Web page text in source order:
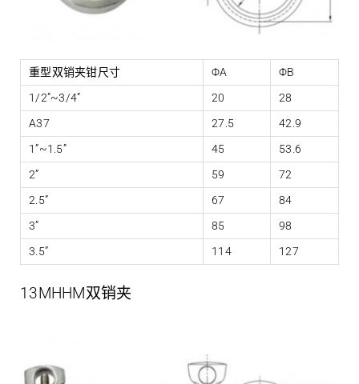
重型双销夹钳尺寸 ΦA
ΦB
1/2”~3/4”
20
28
A37
27.5
42.9
1”~1.5”
45
53.6
2”
59
72
2.5”
67
84
3”
85
98
3.5”
114 127
13MHHM双销夹